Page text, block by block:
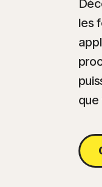
les